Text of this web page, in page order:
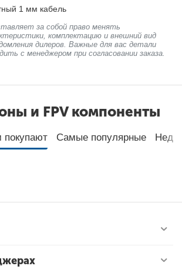
1 мм кабель
за собой право менять
комплектацию и внешний вид
дилеров. Важные для вас детали
с менеджером при согласовании заказа.
и FPV компоненты
покупают Самые популярные